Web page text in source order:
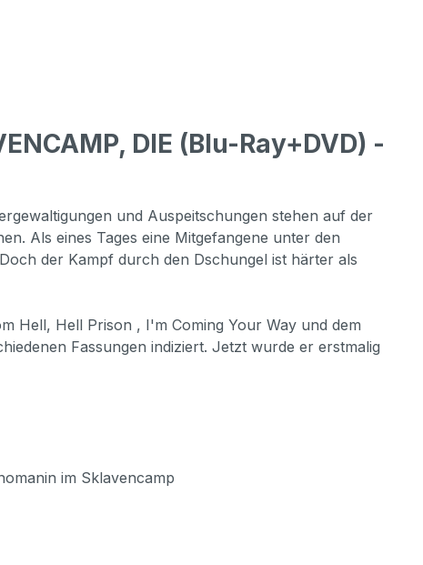
DIE (Blu-Ray+DVD) -
und Auspeitschungen stehen auf der
Als eines Tages eine Mitgefangene unter den
der Kampf durch den Dschungel ist härter als
Hell, Hell Prison , I'm Coming Your Way und dem
Fassungen indiziert. Jetzt wurde er erstmalig
im Sklavencamp